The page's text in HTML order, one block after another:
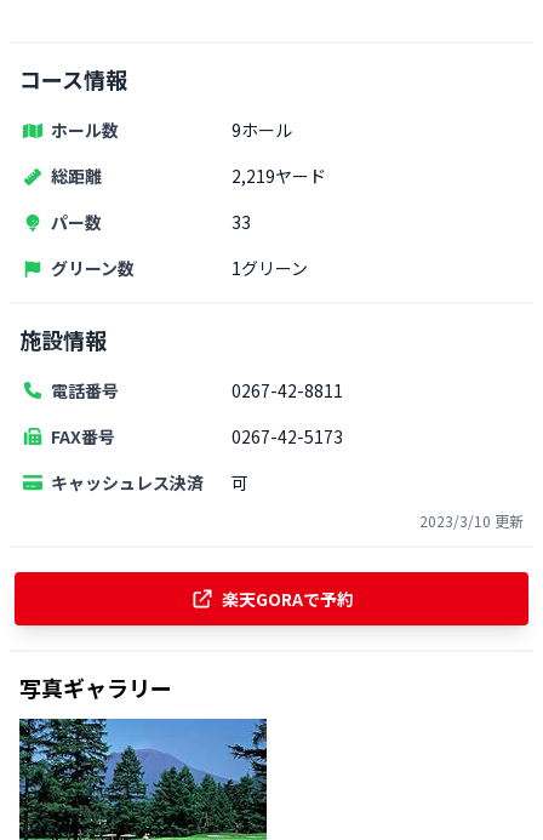
コース情報
ホール数
9ホール
総距離
2,219ヤード
パー数
33
グリーン数
1グリーン
施設情報
電話番号
0267-42-8811
FAX番号
0267-42-5173
キャッシュレス決済
可
2023/3/10 更新
楽天GORAで予約
写真ギャラリー